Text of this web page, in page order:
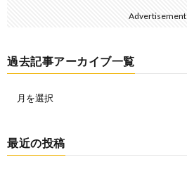
Advertisement
過去記事アーカイブ一覧
最近の投稿